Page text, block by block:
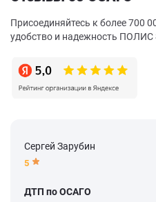
Присоединяйтесь к более 700
удобство и надежность ПОЛИС
Сергей Зарубин
5
ДТП по ОСАГО